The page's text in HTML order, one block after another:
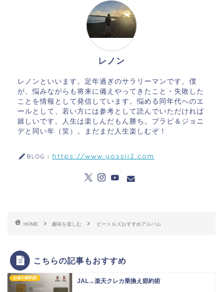
レノン
レノンといいます。定年過ぎのサラリーマンです。僕
が、悩みながらも将来に備えやってきたこと・失敗した
ことを情報として発信しています。悩める同年代へのエ
ールとして、若い方には参考として読んでいただければ
嬉しいです。人生は楽しんだもん勝ち。ブラピ＆ジョニ
デと同い年（笑）。まだまだ人生楽しむぞ！
BLOG： https://www.yossii2.com
HOME 趣味を楽しむ ビートルズおすすめアルバム
こちらの記事もおすすめ
お金の節約術 JAL→楽天クレカ乗換え節約術